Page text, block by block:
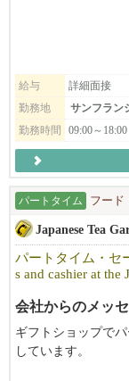
住居紹介サポートあ
◆応募要件
店長・マネージャー
ビザの発給も条件
が出来るかと思い
出来る限りスムー
気軽にご相談くださ
給与
詳細面接
勤務地
サンフラン
勤務時間
09:00～18:00
パートタイム フード
Japanese Tea
パートタイム・セ
s and cashier at the
会社からのメッ
ギフトショップで
しています。